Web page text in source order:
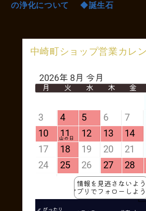
の浄化について ◆誕生石
中崎町ショップ営業カレ